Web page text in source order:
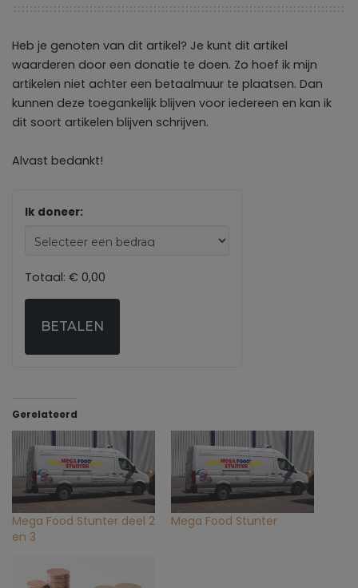
Heb je genoten van dit artikel? Je kunt dit artikel
waarderen door een donatie te doen. Zo hoef ik mijn
artikelen niet achter een betaalmuur te plaatsen. Dan
kunnen deze toegankelijk blijven voor iedereen en kan ik
dit soort artikelen blijven schrijven.
Alvast bedankt!
Ik doneer:
Totaal: € 0,00
BETALEN
Gerelateerd
Mega Food Stunter deel 2
en 3
Mega Food Stunter